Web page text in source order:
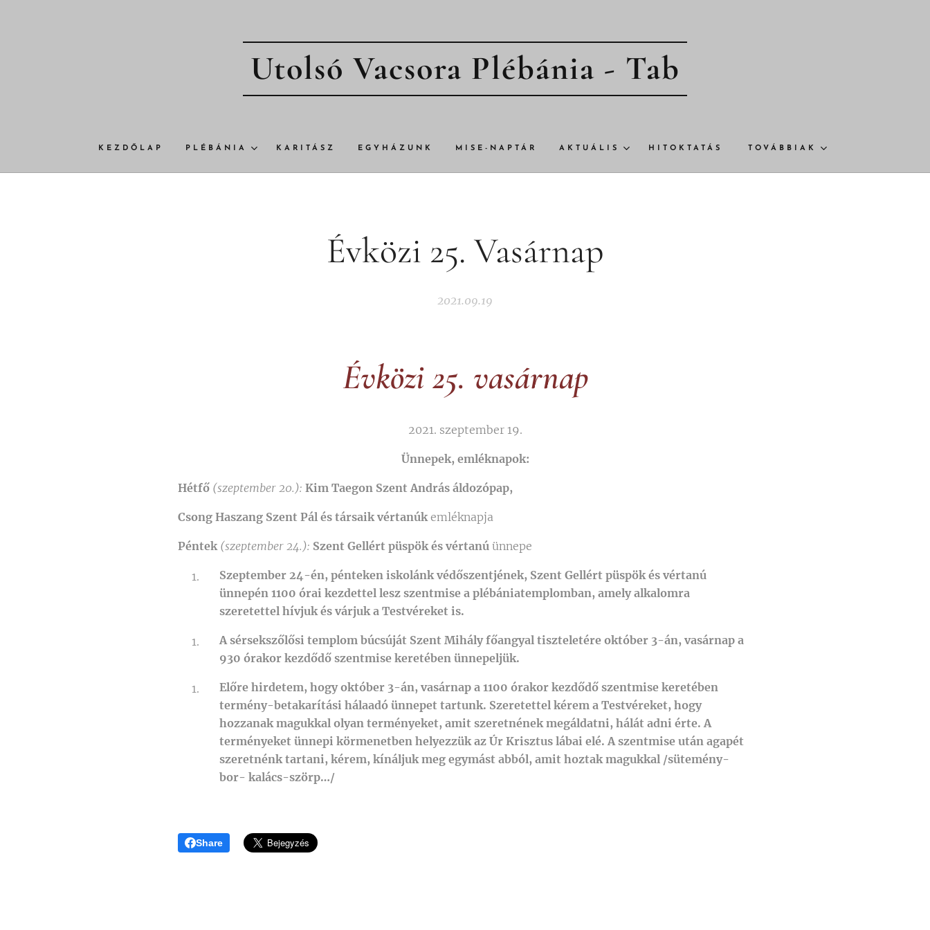
Utolsó Vacsora Plébánia - Tab
KEZDŐLAP PLÉBÁNIA KARITÁSZ EGYHÁZUNK MISE-NAPTÁR AKTUÁLIS HITOKTATÁS TOVÁBBIAK
Évközi 25. Vasárnap
2021.09.19
Évközi 25. vasárnap
2021. szeptember 19.
Ünnepek, emléknapok:
Hétfő (szeptember 20.): Kim Taegon Szent András áldozópap,
Csong Haszang Szent Pál és társaik vértanúkemléknapja
Péntek (szeptember 24.): Szent Gellért püspök és vértanú ünnepe
Szeptember 24-én, pénteken iskolánk védőszentjének, Szent Gellért püspök és vértanú
ünnepén 1100 órai kezdettel lesz szentmise a plébániatemplomban, amely alkalomra
szeretettel hívjuk és várjuk a Testvéreket is.
A sérsekszőlősi templom búcsúját Szent Mihály főangyal tiszteletére október 3-án, vasárnap a
930 órakor kezdődő szentmise keretében ünnepeljük.
Előre hirdetem, hogy október 3-án, vasárnap a 1100 órakor kezdődő szentmise keretében
termény-betakarítási hálaadó ünnepet tartunk. Szeretettel kérem a Testvéreket, hogy
hozzanak magukkal olyan terményeket, amit szeretnének megáldatni, hálát adni érte. A
terményeket ünnepi körmenetben helyezzük az Úr Krisztus lábai elé. A szentmise után agapét
szeretnénk tartani, kérem, kínáljuk meg egymást abból, amit hoztak magukkal /sütemény-
bor- kalács-szörp…/
Share